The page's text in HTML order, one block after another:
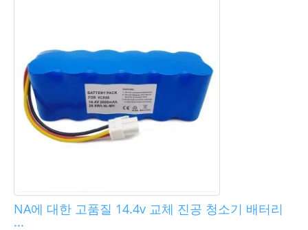
NA에 대한 고품질 14.4v 교체 진공 청소기 배터리
...